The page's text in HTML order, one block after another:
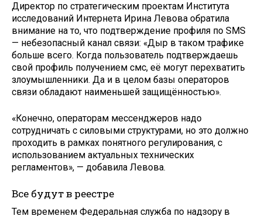
Директор по стратегическим проектам Института
исследований Интернета Ирина Левова обратила
внимание на то, что подтверждение профиля по SMS
— небезопасный канал связи: «Дыр в таком трафике
больше всего. Когда пользователь подтверждаешь
свой профиль получением смс, её могут перехватить
злоумышленники. Да и в целом базы операторов
связи обладают наименьшей защищённостью».
«Конечно, операторам мессенджеров надо
сотрудничать с силовыми структурами, но это должно
проходить в рамках понятного регулирования, с
использованием актуальных технических
регламентов», — добавила Левова.
Все будут в реестре
Тем временем Федеральная служба по надзору в